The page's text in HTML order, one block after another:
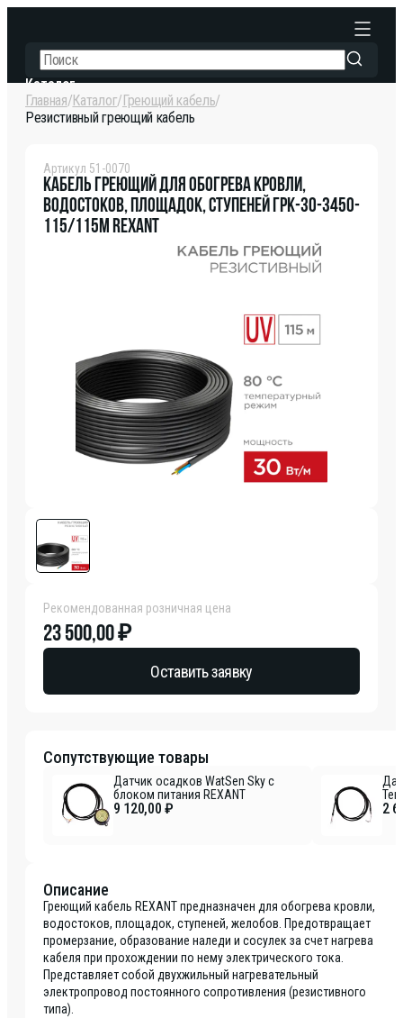
Резистивный греющий
Каталог
Где купить
Контакты
Заказать звонок
Главная/Каталог/Греющий кабель/
Резистивный греющий кабель
Артикул 51-0070
Кабель греющий для обогрева кровли,
водостоков, площадок, ступеней ГРК-30-3450-
115/115м REXANT
Рекомендованная розничная цена
23 500,00 ₽
Оставить заявку
Сопутствующие товары
Датчик осадков WatSen Sky с
блоком питания REXANT
9 120,00 ₽ 2
Описание
Греющий кабель REXANT предназначен для обогрева кровли,
водостоков, площадок, ступеней, желобов. Предотвращает
промерзание, образование наледи и сосулек за счет нагрева
кабеля при прохождении по нему электрического тока.
Представляет собой двухжильный нагревательный
электропровод постоянного сопротивления (резистивного
типа).